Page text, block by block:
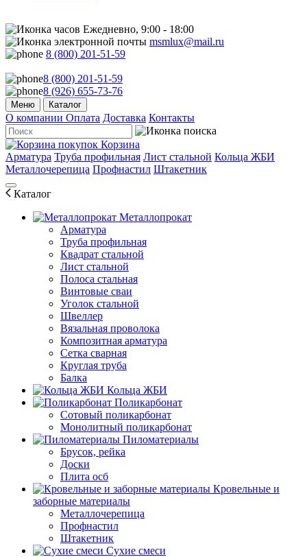
Ежедневно, 9:00 - 18:00
msmlux@mail.ru
8 (800) 201-51-59
8 (800) 201-51-59
8 (926) 655-73-76
Меню Каталог
О компании Оплата Доставка Контакты
Корзина
Арматура Труба профильная Лист стальной Кольца ЖБИ
Металлочерепица Профнастил Штакетник
Каталог
Металлопрокат
Арматура
Труба профильная
Квадрат стальной
Лист стальной
Полоса стальная
Винтовые сваи
Уголок стальной
Швеллер
Вязальная проволока
Композитная арматура
Сетка сварная
Круглая труба
Балка
Кольца ЖБИ
Поликарбонат
Сотовый поликарбонат
Монолитный поликарбонат
Пиломатериалы
Брусок, рейка
Доски
Плита осб
Кровельные и
заборные материалы
Металлочерепица
Профнастил
Штакетник
Сухие смеси